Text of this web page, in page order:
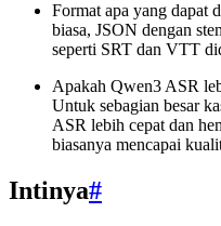
Format apa yang dapat
biasa, JSON dengan
seperti SRT dan VTT
Apakah Qwen3 ASR
Untuk sebagian besar
ASR lebih cepat dan
biasanya mencapai
Intinya#